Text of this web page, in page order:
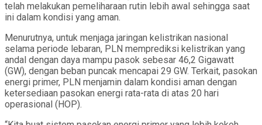
telah melakukan pemeliharaan rutin lebih awal sehingga saat
ini dalam kondisi yang aman.
Menurutnya, untuk menjaga jaringan kelistrikan nasional
selama periode lebaran, PLN memprediksi kelistrikan yang
andal dengan daya mampu pasok sebesar 46,2 Gigawatt
(GW), dengan beban puncak mencapai 29 GW. Terkait, pasokan
energi primer, PLN menjamin dalam kondisi aman dengan
ketersediaan pasokan energi rata-rata di atas 20 hari
operasional (HOP).